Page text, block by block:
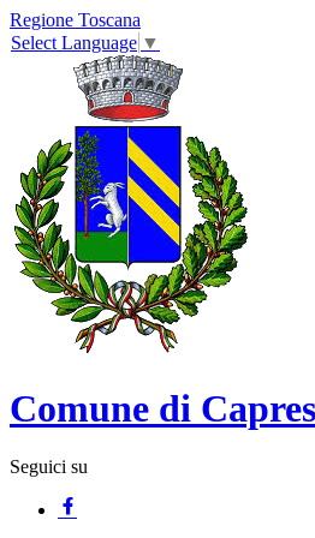
Regione Toscana
Select Language ▼
Comune di
Seguici su